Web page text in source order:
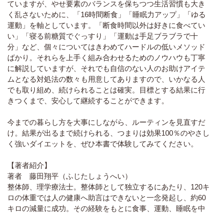
ていますが、やせ要素のバランスを保ちつつ生活習慣も大き
く乱さないために、「16時間断食」「睡眠力アップ」「ゆる
運動」を軸としています。「断食時間以外は好きに食べてい
い」「寝る前糖質でぐっすり」「運動は手足ブラブラで十
分」など、個々についてはきわめてハードルの低いメソッド
ばかり。それらを上手く組み合わせるためのノウハウも丁寧
に解説していますが、それでも自信のない人のお助けアイテ
ムとなる対処法の数々も用意してありますので、いかなる人
でも取り組め、続けられることは確実。目標とする結果に行
きつくまで、安心して継続することができます。
今までの暮らし方を大事にしながら、ルーティンを見直すだ
け。結果が出るまで続けられる、つまりは効果100％のやさし
く強いダイエットを、ぜひ本書で体験してみてください。
【著者紹介】
著者 藤田翔平（ふじたしょうへい）
整体師、理学療法士。整体師として独立するにあたり、120キ
ロの体重では人の健康へ助言はできないと一念発起し、約60
キロの減量に成功。その経験をもとに食事、運動、睡眠を中